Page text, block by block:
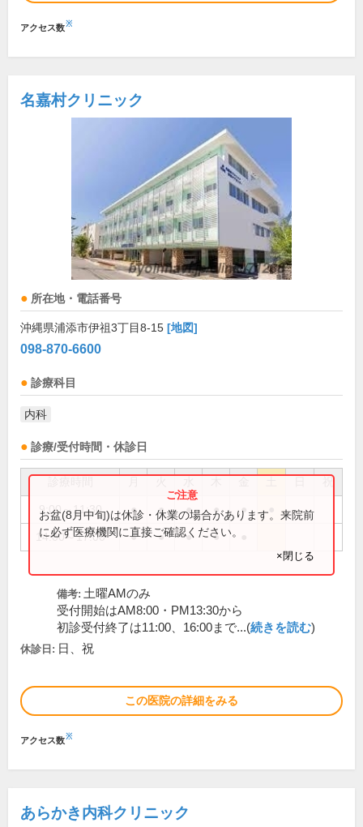
アクセス数※
名嘉村クリニック
所在地・電話番号
沖縄県浦添市伊祖3丁目8-15 [地図]
098-870-6600
診療科目
内科
診療/受付時間・休診日
祝
9:00～11:30 ● ● ● ● ●
14:00～17:00 ● ● ● ●
お盆(8月中旬)は休診・休業の場合があります。来院前
に必ず医療機関に直接ご確認ください。
×閉じる
備考: 土曜AMのみ
受付開始はAM8:00・PM13:30から
初診受付終了は11:00、16:00まで...(続きを読む)
休診日: 日、祝
この医院の詳細をみる
アクセス数※
あらかき内科クリニック